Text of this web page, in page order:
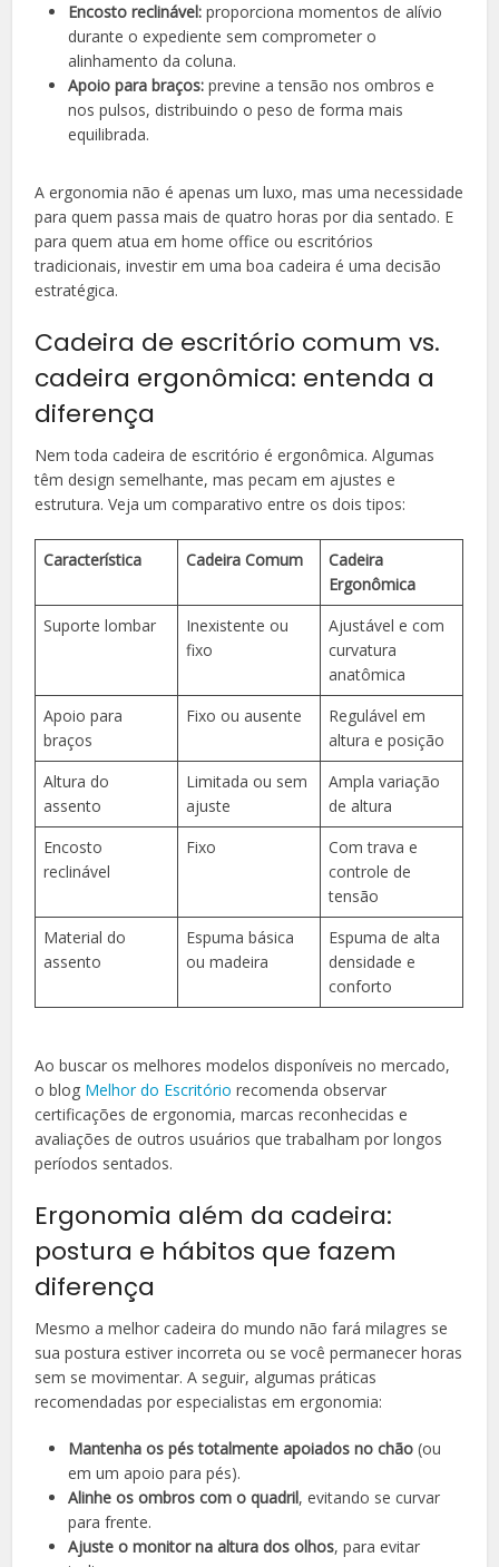
Encosto reclinável: proporciona momentos de alívio
durante o expediente sem comprometer o
alinhamento da coluna.
Apoio para braços: previne a tensão nos ombros e
nos pulsos, distribuindo o peso de forma mais
equilibrada.
A ergonomia não é apenas um luxo, mas uma necessidade
para quem passa mais de quatro horas por dia sentado. E
para quem atua em home office ou escritórios
tradicionais, investir em uma boa cadeira é uma decisão
estratégica.
Cadeira de escritório comum vs.
cadeira ergonômica: entenda a
diferença
Nem toda cadeira de escritório é ergonômica. Algumas
têm design semelhante, mas pecam em ajustes e
estrutura. Veja um comparativo entre os dois tipos:
Característica Cadeira Comum
Cadeira
Ergonômica
Suporte lombar
Inexistente ou
fixo
Ajustável e com
curvatura
anatômica
Apoio para
braços
Fixo ou ausente
Regulável em
altura e posição
Altura do
assento
Limitada ou sem
ajuste
Ampla variação
de altura
Encosto
reclinável
Fixo
Com trava e
controle de
tensão
Material do
assento
Espuma básica
ou madeira
Espuma de alta
densidade e
conforto
Ao buscar os melhores modelos disponíveis no mercado,
o blog Melhor do Escritório recomenda observar
certificações de ergonomia, marcas reconhecidas e
avaliações de outros usuários que trabalham por longos
períodos sentados.
Ergonomia além da cadeira:
postura e hábitos que fazem
diferença
Mesmo a melhor cadeira do mundo não fará milagres se
sua postura estiver incorreta ou se você permanecer horas
sem se movimentar. A seguir, algumas práticas
recomendadas por especialistas em ergonomia:
Mantenha os pés totalmente apoiados no chão (ou
em um apoio para pés).
Alinhe os ombros com o quadril, evitando se curvar
para frente.
Ajuste o monitor na altura dos olhos, para evitar